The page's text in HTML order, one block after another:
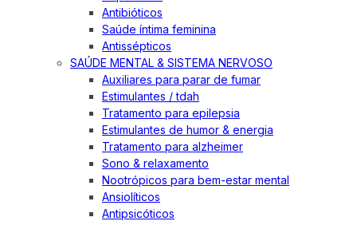
Antibióticos
Saúde íntima feminina
Antissépticos
SAÚDE MENTAL & SISTEMA NERVOSO
Auxiliares para parar de fumar
Estimulantes / tdah
Tratamento para epilepsia
Estimulantes de humor & energia
Tratamento para alzheimer
Sono & relaxamento
Nootrópicos para bem-estar mental
Ansiolíticos
Antipsicóticos